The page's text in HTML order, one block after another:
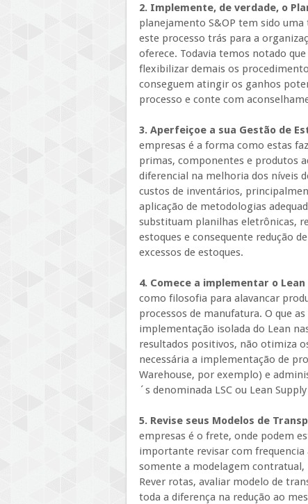
2. Implemente, de verdade, o
planejamento S&OP tem sido
este processo trás para a
oferece. Todavia temos notado
flexibilizar demais os
conseguem atingir os ganhos
processo e conte com
3. Aperfeiçoe a sua Gestão de
empresas é a forma como estas
primas, componentes e produtos
diferencial na melhoria dos níveis
custos de inventários,
aplicação de metodologias
substituam planilhas eletrônicas,
estoques e consequente redução
excessos de estoques.
4. Comece a implementar o Lean
como filosofia para alavancar
processos de manufatura. O que
implementação isolada do Lean
resultados positivos, não otimiza
necessária a implementação de
Warehouse, por exemplo) e
´s denominada LSC ou Lean
5. Revise seus Modelos de
empresas é o frete, onde podem
importante revisar com
somente a modelagem
Rever rotas, avaliar modelo de
toda a diferença na redução ao